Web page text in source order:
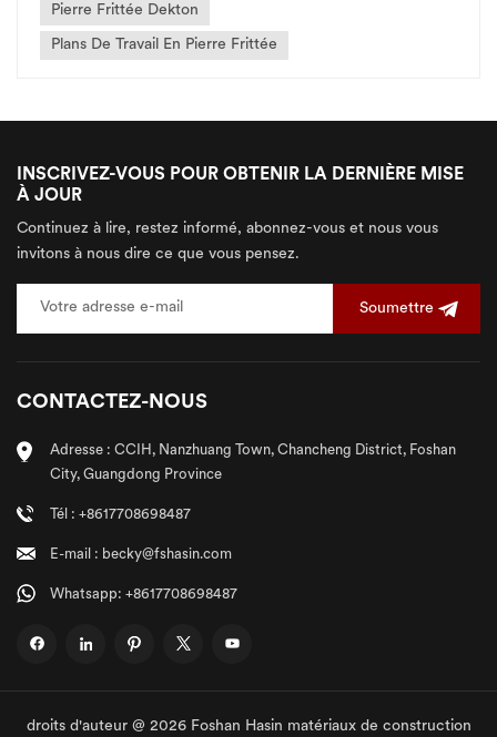
Pierre Frittée Dekton
Plans De Travail En Pierre Frittée
INSCRIVEZ-VOUS POUR OBTENIR LA DERNIÈRE MISE
À JOUR
Continuez à lire, restez informé, abonnez-vous et nous vous
invitons à nous dire ce que vous pensez.
Soumettre
CONTACTEZ-NOUS
Adresse : CCIH, Nanzhuang Town, Chancheng District, Foshan
City, Guangdong Province
Tél : +8617708698487
E-mail : becky@fshasin.com
Whatsapp: +8617708698487
droits d'auteur @ 2026 Foshan Hasin matériaux de construction